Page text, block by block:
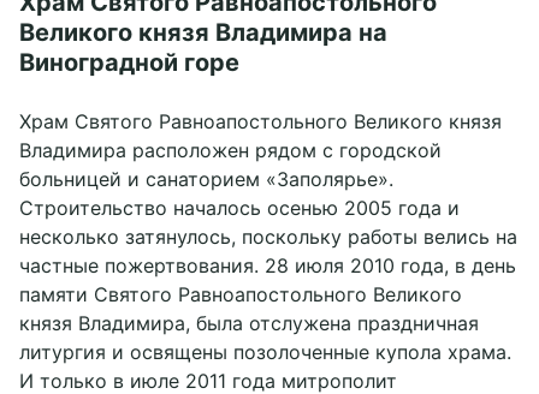
Великого князя Владимира на
Виноградной горе
Храм Святого Равноапостольного Великого князя
Владимира расположен рядом с городской
больницей и санаторием «Заполярье».
Строительство началось осенью 2005 года и
несколько затянулось, поскольку работы велись на
частные пожертвования. 28 июля 2010 года, в день
памяти Святого Равноапостольного Великого
князя Владимира, была отслужена праздничная
литургия и освящены позолоченные купола храма.
И только в июле 2011 года митрополит